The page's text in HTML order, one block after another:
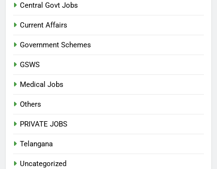
Central Govt Jobs
Current Affairs
Government Schemes
GSWS
Medical Jobs
Others
PRIVATE JOBS
Telangana
Uncategorized